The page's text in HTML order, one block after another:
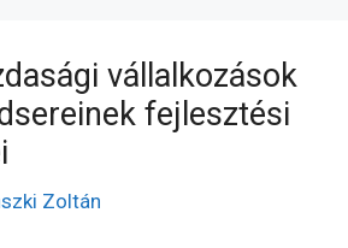
vállalkozások
fejlesztési
Zoltán